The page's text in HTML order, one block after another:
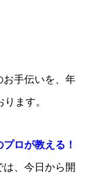
お手伝いを、年
ます。
ロが教える！
は、今日から開